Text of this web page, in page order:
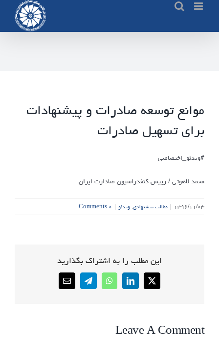
content
موانع توسعه صادرات و پیشنهادات
برای تسهیل صادرات
#ویدئو_اختصاصی
محمد لاهوتی / رییس کنفدراسیون صادارت ایران
۱۳۹۶/۱۱/۰۳ | مطالب پیشنهادی,ویدئو | ۰ Comments
این مطلب را به اشتراک بگذارید
X
LinkedIn
WhatsApp
Telegram
Email
Leave A Comment